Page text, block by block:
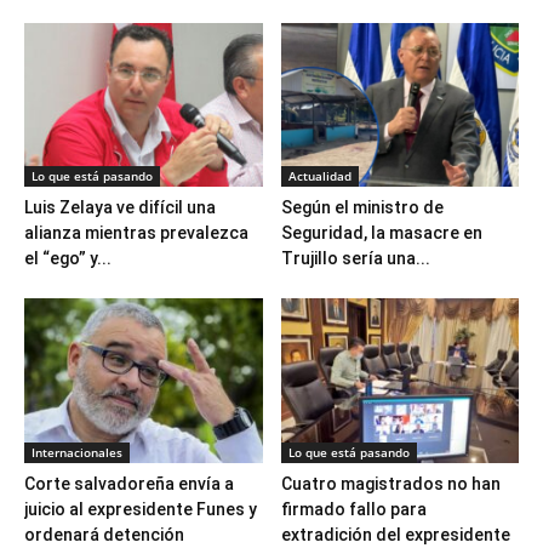
Lo que está pasando
Luis Zelaya ve difícil una
alianza mientras prevalezca
el “ego” y...
Actualidad
Según el ministro de
Seguridad, la masacre en
Trujillo sería una...
Internacionales
Corte salvadoreña envía a
juicio al expresidente Funes y
ordenará detención
Lo que está pasando
Cuatro magistrados no han
firmado fallo para
extradición del expresidente